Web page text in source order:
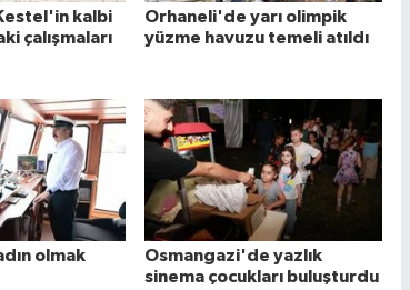
kalbi
çalışmaları
Orhaneli'de yarı olimpik
yüzme havuzu temeli atıldı
olmak
Osmangazi'de yazlık
sinema çocukları buluşturdu